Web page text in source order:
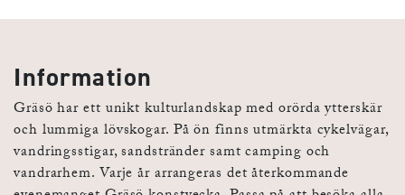
Information
Gräsö har ett unikt kulturlandskap med orörda ytterskär
och lummiga lövskogar. På ön finns utmärkta cykelvägar,
vandringsstigar, sandstränder samt camping och
vandrarhem. Varje år arrangeras det återkommande